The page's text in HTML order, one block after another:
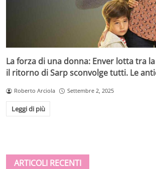
La forza di una donna: Enver lotta tra
il ritorno di Sarp sconvolge tutti. Le
Roberto Arciola Settembre 2, 2025
Leggi di più
ARTICOLI RECENTI